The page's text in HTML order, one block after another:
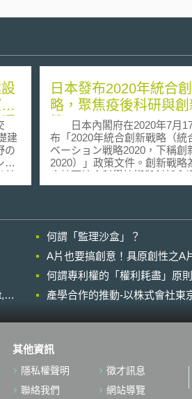
建
の
ョ
基
ン
少
無
聚
料
檢
日本發布2020年統合
略，聚焦疫後科研與創
日本內閣府在2020年7月
布「2020年統合創新戰略（統
ベーション戦略2020，下稱創
2020）」政策文件。創新戰略
府轄下綜合科學技術與創新會
合科学技術・イノベーション
新之基礎研究至應用端的整體
略。本年度創新戰略著眼於
19疫情流行與世界各地大規模
仍下，日本科研與創新政策所
課題以及應採取的對策，並擴
領域，納入人文社會科學。 創新
響，醫療體系、社經生活與研
經濟興起、社交方式改變與實
室關閉等。與此同時，美中科
抗、GAFA數位壟斷爭議、極端
與天然災害等國內外情勢變遷
何謂「監理沙盒」？
A片也要搞創意！具原創性之A
何謂專利權的「權利耗盡」原
產學合作的推動-以株式會社東
其他資訊
隱私權聲明
徵才訊息
聯絡我們
網站導覽